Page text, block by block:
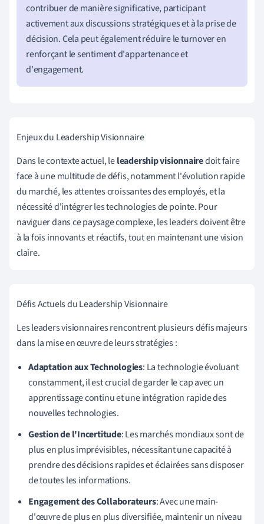
contribuer de manière significative, participant
activement aux discussions stratégiques et à la prise de
décision. Cela peut également réduire le turnover en
renforçant le sentiment d'appartenance et
d'engagement.
Enjeux du Leadership Visionnaire
Dans le contexte actuel, leleadership visionnairedoit faire
face à une multitude de défis, notamment l'évolution rapide
du marché, les attentes croissantes des employés, et la
nécessité d'intégrer les technologies de pointe. Pour
naviguer dans ce paysage complexe, les leaders doivent être
à la fois innovants et réactifs, tout en maintenant une vision
claire.
Défis Actuels du Leadership Visionnaire
Les leaders visionnaires rencontrent plusieurs défis majeurs
dans la mise en œuvre de leurs stratégies :
Adaptation aux Technologies: La technologie évoluant
constamment, il est crucial de garder le cap avec un
apprentissage continu et une intégration rapide des
nouvelles technologies.
Gestion de l'Incertitude: Les marchés mondiaux sont de
plus en plus imprévisibles, nécessitant une capacité à
prendre des décisions rapides et éclairées sans disposer
de toutes les informations.
Engagement des Collaborateurs: Avec une main-
d'œuvre de plus en plus diversifiée, maintenir un niveau